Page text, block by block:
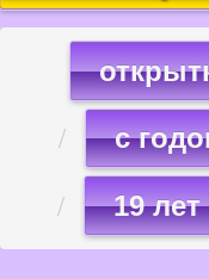
с
19 лет